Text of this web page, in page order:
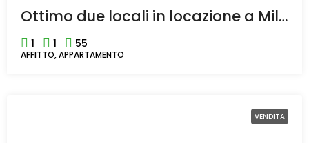
Ottimo due locali in locazione a Milano
1 1 55
AFFITTO, APPARTAMENTO
VENDITA